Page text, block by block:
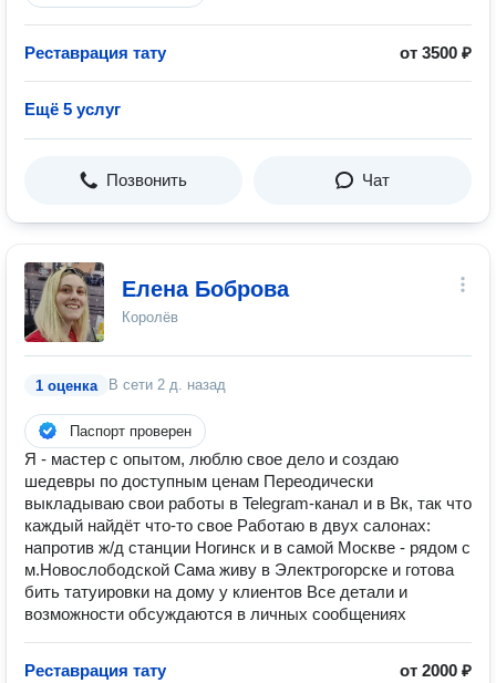
Реставрация тату от 3500 ₽
Ещё 5 услуг
Позвонить Чат
Елена Боброва
Королёв
1 оценка В сети 2 д. назад
Паспорт проверен
Я - мастер с опытом, люблю свое дело и создаю
шедевры по доступным ценам Переодически
выкладываю свои работы в Telegram-канал и в Вк, так что
каждый найдёт что-то свое Работаю в двух салонах:
напротив ж/д станции Ногинск и в самой Москве - рядом с
м.Новослободской Сама живу в Электрогорске и готова
бить татуировки на дому у клиентов Все детали и
возможности обсуждаются в личных сообщениях
Реставрация тату от 2000 ₽